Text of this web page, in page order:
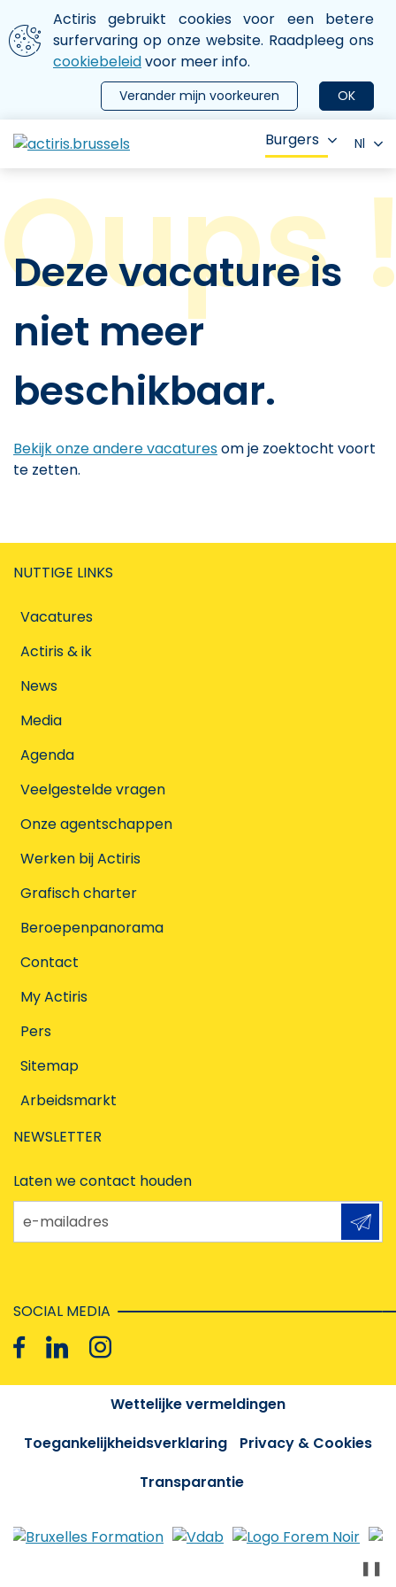
Aller au contenu principal
We gebruiken cookies
Actiris gebruikt cookies voor een betere
surfervaring op onze website. Raadpleeg ons
cookiebeleidvoor meer info.
OK
Verander mijn voorkeuren
le menu
Burgers Nl
Deze vacature is
niet meer
beschikbaar.
Bekijk onze andere vacaturesom je zoektocht voort
te zetten.
NUTTIGE LINKS
Vacatures
Actiris & ik
News
Media
Agenda
Veelgestelde vragen
Onze agentschappen
Werken bij Actiris
Grafisch charter
Beroepenpanorama
Contact
My Actiris
Pers
Sitemap
Arbeidsmarkt
NEWSLETTER
Laten we contact houden
e-mailadres
SOCIAL MEDIA
Wettelijke vermeldingen
Toegankelijkheidsverklaring
Privacy & Cookies
Transparantie
❚❚